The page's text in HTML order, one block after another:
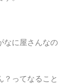
なに屋さんなの
？ってなること